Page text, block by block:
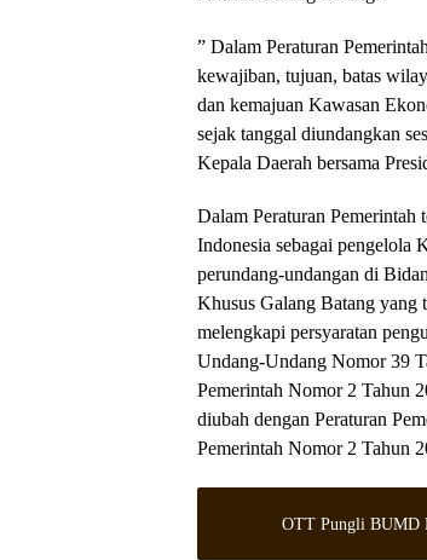
” Dalam Peraturan
kewajiban, tujuan, batas
dan kemajuan Kawasan
sejak tanggal diundangkan
Kepala Daerah bersama
Dalam Peraturan
Indonesia sebagai pengelola
perundang-undangan di
Khusus Galang Batang yang
melengkapi persyaratan
Undang-Undang Nomor 39
Pemerintah Nomor 2 Tahun
diubah dengan Peraturan
Pemerintah Nomor 2 Tahun
OTT Pungli BUMD